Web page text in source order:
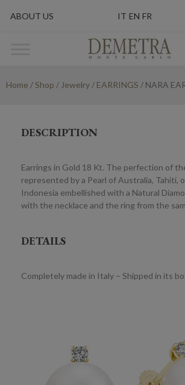
ABOUT US IT EN FR
Home /Shop / Jewelry / EARRINGS / NARA
DESCRIPTION
Earrings in Gold 18 Kt. The perfection of
represented by a Pearl of Australia, Tahiti,
Indonesia embellished with a Natural
with the necklace and the ring from the
DETAILS
Completely made in Italy – Shipped in its